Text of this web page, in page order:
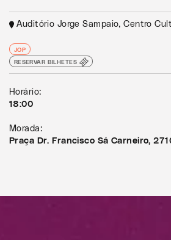
Auditório Jorge Sampaio, Centro
JOP
RESERVAR BILHETES
Horário:
18:00
Morada:
Praça Dr. Francisco Sá Carneiro,